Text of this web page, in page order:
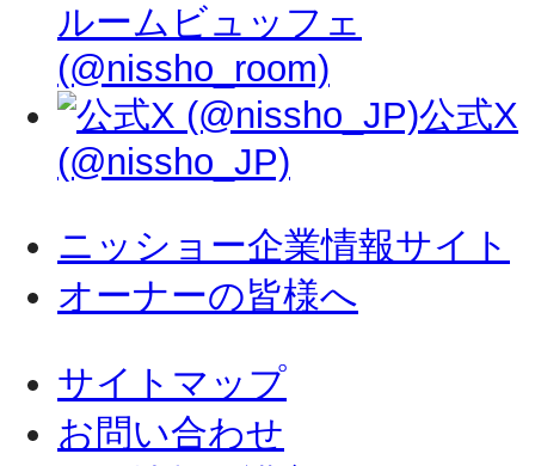
ルームビュッフェ
(@nissho_room)
公式X
(@nissho_JP)
ニッショー企業情報サイト
オーナーの皆様へ
サイトマップ
お問い合わせ